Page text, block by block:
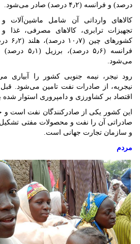
درصد) و فرانسه (۴٫۲ درصد) صادر می‌شود.
کالاهای وارداتی آن شامل ماشین‌آلات و
تجهیزات ترابری، کالاهای مصرفی، غذا
می‌شود.
نیجریه، از صادرات نفت تامین می‌شود.
اقتصاد بر کشاورزی و دامپروری استوار شده
صادراتی آن را نفت و محصولات مفتی
و سازمان تجارت جهانی است.
مردم